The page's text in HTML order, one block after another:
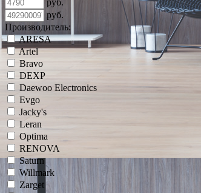
руб.
Производитель:
ARESA
Artel
Bravo
DEXP
Daewoo Electronics
Evgo
Jacky's
Leran
Optima
RENOVA
Saturn
Willmark
Zarget